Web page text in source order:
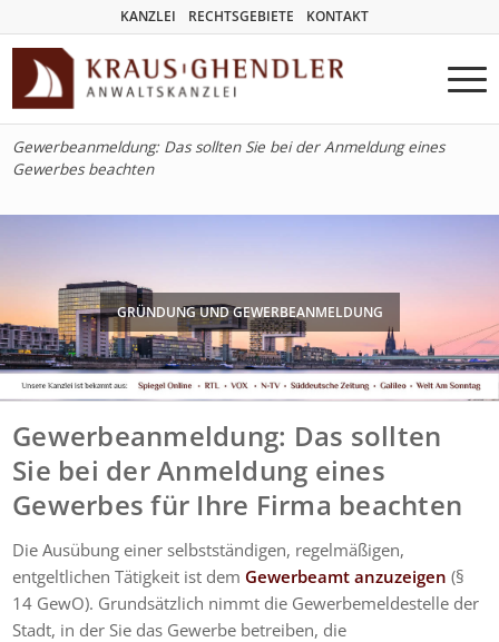
KANZLEI RECHTSGEBIETE KONTAKT
Gewerbeanmeldung: Das sollten Sie bei der Anmeldung eines
Gewerbes beachten
GRÜNDUNG UND GEWERBEANMELDUNG
Gewerbeanmeldung: Das sollten
Sie bei der Anmeldung eines
Gewerbes für Ihre Firma beachten
Die Ausübung einer selbstständigen, regelmäßigen,
entgeltlichen Tätigkeit ist dem Gewerbeamt anzuzeigen (§
14 GewO). Grundsätzlich nimmt die Gewerbemeldestelle der
Stadt, in der Sie das Gewerbe betreiben, die